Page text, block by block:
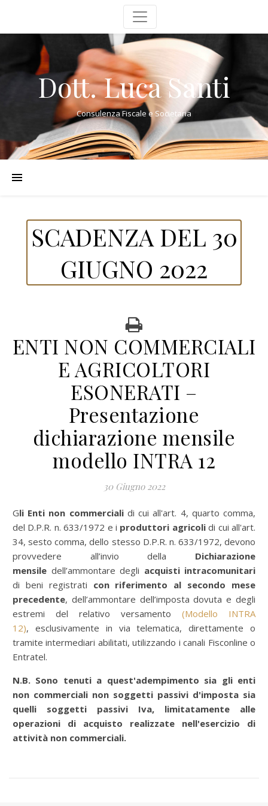
Dott. Luca Santi
Consulenza Fiscale e Societaria
SCADENZA DEL 30
GIUGNO 2022
ENTI NON COMMERCIALI
E AGRICOLTORI
ESONERATI –
Presentazione
dichiarazione mensile
modello INTRA 12
30 Giugno 2022
Gli Enti non commerciali di cui all'art. 4, quarto comma,
del D.P.R. n. 633/1972 e i produttori agricolidi cui all'art.
34, sesto comma, dello stesso D.P.R. n. 633/1972, devono
provvedere all’invio della Dichiarazione
mensile dell’ammontare degli acquisti intracomunitari
di beni registrati con riferimento al secondo mese
precedente, dell’ammontare dell’imposta dovuta e degli
estremi del relativo versamento (Modello INTRA
12), esclusivamente in via telematica, direttamente o
tramite intermediari abilitati, utilizzando i canali Fisconline o
Entratel.
N.B. Sono tenuti a quest'adempimento sia gli enti
non commerciali non soggetti passivi d'imposta sia
quelli soggetti passivi Iva, limitatamente alle
operazioni di acquisto realizzate nell'esercizio di
attività non commerciali.